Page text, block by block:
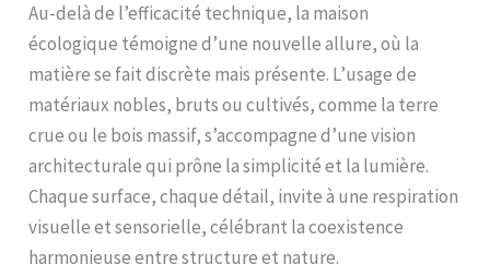
Au-delà de l’efficacité technique, la maison
écologique témoigne d’une nouvelle allure, où la
matière se fait discrète mais présente. L’usage de
matériaux nobles, bruts ou cultivés, comme la terre
crue ou le bois massif, s’accompagne d’une vision
architecturale qui prône la simplicité et la lumière.
Chaque surface, chaque détail, invite à une respiration
visuelle et sensorielle, célébrant la coexistence
harmonieuse entre structure et nature.